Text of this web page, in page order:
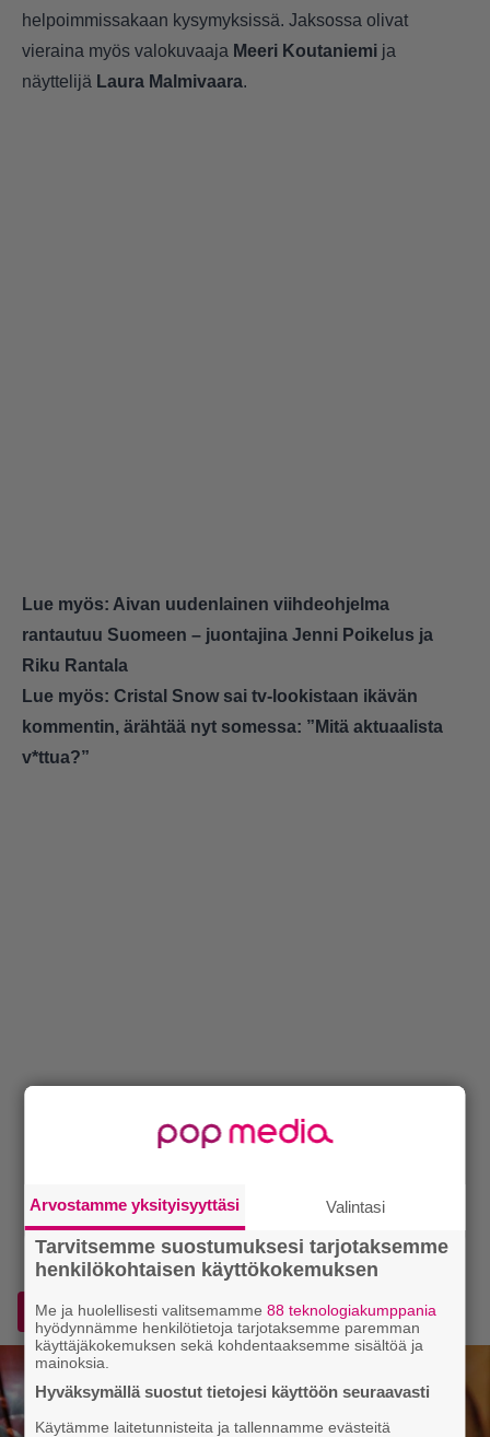
helpoimmissakaan kysymyksissä. Jaksossa olivat
vieraina myös valokuvaaja Meeri Koutaniemi ja
näyttelijä Laura Malmivaara.
Lue myös: Aivan uudenlainen viihdeohjelma
rantautuu Suomeen – juontajina Jenni Poikelus ja
Riku Rantala
Lue myös: Cristal Snow sai tv-lookistaan ikävän
kommentin, ärähtää nyt somessa: ”Mitä aktuaalista
v*ttua?”
Lisää Voice.fi Googlen ensisijaiseksi lähteeksi
Arvostamme yksityisyyttäsi Valintasi
Tarvitsemme suostumuksesi tarjotaksemme
henkilökohtaisen käyttökokemuksen
Me ja huolellisesti valitsemamme88 teknologiakumppania
hyödynnämme henkilötietoja tarjotaksemme paremman
käyttäjäkokemuksen sekä kohdentaaksemme sisältöä ja
mainoksia.
Hyväksymällä suostut tietojesi käyttöön seuraavasti
Käytämme laitetunnisteita ja tallennamme evästeitä